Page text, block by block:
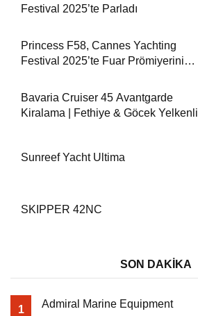
Festival 2025’te Parladı
Princess F58, Cannes Yachting
Festival 2025’te Fuar Prömiyerini
Bavaria Cruiser 45 Avantgarde
Kiralama | Fethiye & Göcek Yelkenli
Sunreef Yacht Ultima
SKIPPER 42NC
SON DAKİKA
1 Admiral Marine Equipment